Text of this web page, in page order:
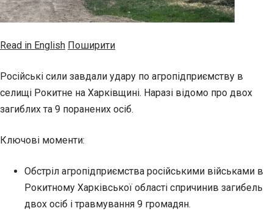
Read in English Поширити
Російські сили завдали удару по агропідприємству в
селищі Рокитне на Харківщині. Наразі відомо про двох
загиблих та 9 поранених осіб.
Ключові моменти:
Обстріл агропідприємства російськими військами в
Рокитному Харківської області спричинив загибель
двох осіб і травмування 9 громадян.